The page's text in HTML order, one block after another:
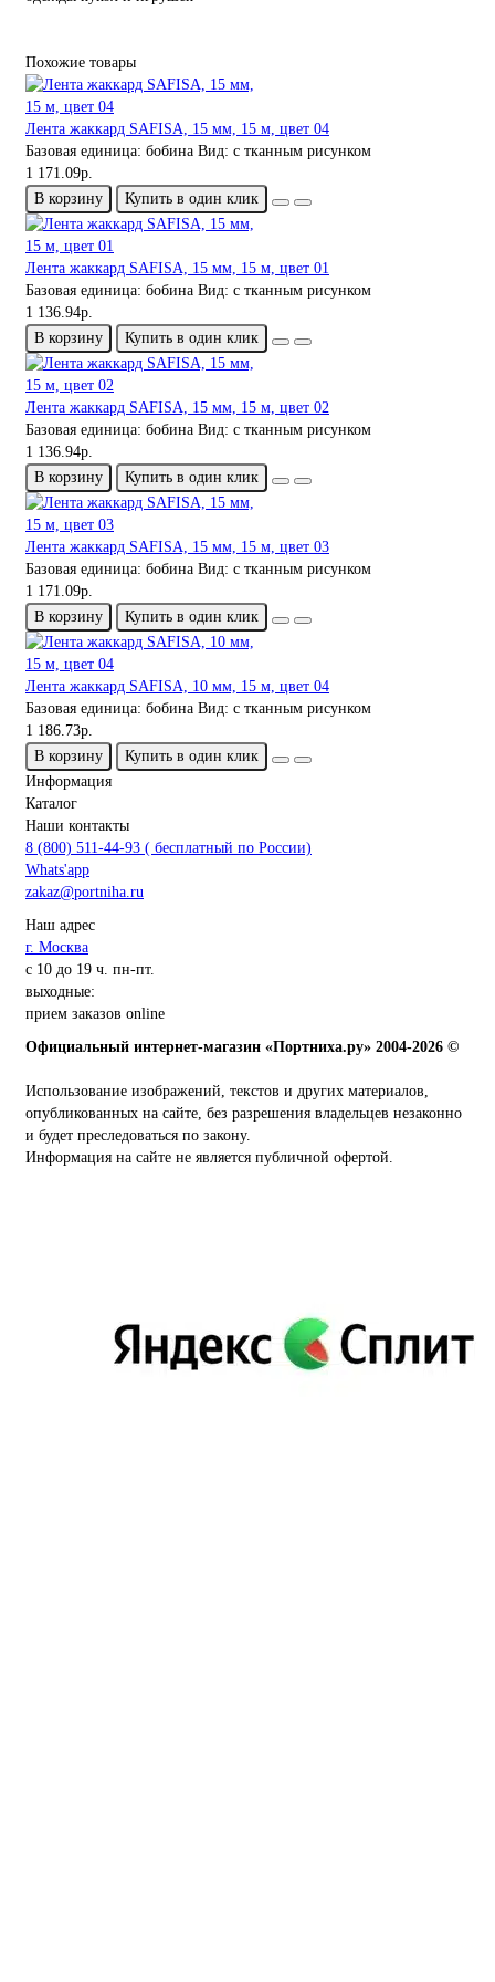
Похожие товары
Лента жаккард SAFISA, 15 мм, 15 м, цвет 04
Базовая единица: бобина Вид: с тканным рисунком
1 171.09р.
В корзину
Купить в один клик
Лента жаккард SAFISA, 15 мм, 15 м, цвет 01
Базовая единица: бобина Вид: с тканным рисунком
1 136.94р.
В корзину
Купить в один клик
Лента жаккард SAFISA, 15 мм, 15 м, цвет 02
Базовая единица: бобина Вид: с тканным рисунком
1 136.94р.
В корзину
Купить в один клик
Лента жаккард SAFISA, 15 мм, 15 м, цвет 03
Базовая единица: бобина Вид: с тканным рисунком
1 171.09р.
В корзину
Купить в один клик
Лента жаккард SAFISA, 10 мм, 15 м, цвет 04
Базовая единица: бобина Вид: с тканным рисунком
1 186.73р.
В корзину
Купить в один клик
Информация
Каталог
Наши контакты
8 (800) 511-44-93 ( бесплатный по России)
Whats'app
zakaz@portniha.ru
Наш адрес
г. Москва
с 10 до 19 ч. пн-пт.
выходные:
прием заказов online
Официальный интернет-магазин «Портниха.ру» 2004-2026 ©
Использование изображений, текстов и других материалов,
опубликованных на сайте, без разрешения владельцев незаконно
и будет преследоваться по закону.
Информация на сайте не является публичной офертой.